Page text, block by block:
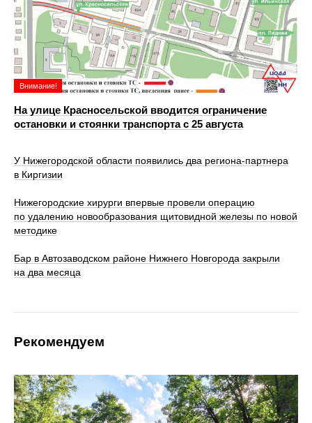
Внимание!
На улице Красносельской вводится ограничение
остановки и стоянки транспорта с 25 августа
У Нижегородской области появились два региона-партнера
в Киргизии
Нижегородские хирурги впервые провели операцию
по удалению новообразования щитовидной железы по новой
методике
Бар в Автозаводском районе Нижнего Новгорода закрыли
на два месяца
Рекомендуем